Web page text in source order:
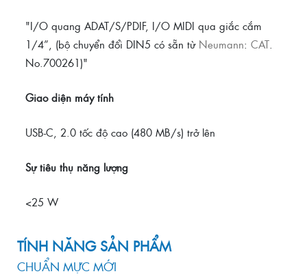
"I/O quang ADAT/S/PDIF, I/O MIDI qua giắc cắm
1/4”, (bộ chuyển đổi DIN5 có sẵn từ Neumann: CAT.
No.700261)"
Giao diện máy tính
USB-C, 2.0 tốc độ cao (480 MB/s) trở lên
Sự tiêu thụ năng lượng
<25 W
TÍNH NĂNG SẢN PHẨM
CHUẨN MỰC MỚI